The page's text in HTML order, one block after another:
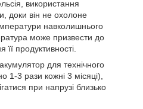
використання
доки він не охолоне
навколишнього
може призвести до
її продуктивності.
для технічного
1-3 рази кожні 3 місяці),
при напрузі близько